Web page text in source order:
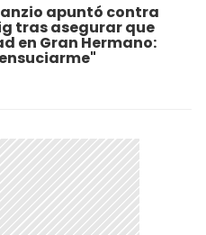
apuntó contra
tras asegurar que
en Gran Hermano: